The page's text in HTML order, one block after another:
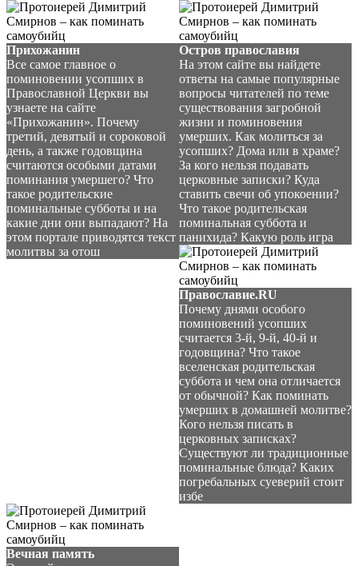
Прихожанин
Все самое главное о
поминовении усопших в
Православной Церкви вы
узнаете на сайте
«Прихожанин». Почему
третий, девятый и сороковой
день, а также годовщина
считаются особыми датами
поминания умершего? Что
такое родительские
поминальные субботы и на
какие дни они выпадают? На
этом портале приводятся текст
молитвы за отош
Остров православия
На этом сайте вы найдете
ответы на самые популярные
вопросы читателей по теме
существования загробной
жизни и поминовения
умерших. Как молиться за
усопших? Дома или в храме?
За кого нельзя подавать
церковные записки? Куда
ставить свечи об упокоении?
Что такое родительская
поминальная суббота и
панихида? Какую роль игра
Православие.RU
Почему днями особого
поминовений усопших
считается 3-й, 9-й, 40-й и
годовщина? Что такое
вселенская родительская
суббота и чем она отличается
от обычной? Как поминать
умерших в домашней молитве?
Кого нельзя писать в
церковных записках?
Существуют ли традиционные
поминальные блюда? Каких
погребальных суеверий стоит
избе
Вечная память